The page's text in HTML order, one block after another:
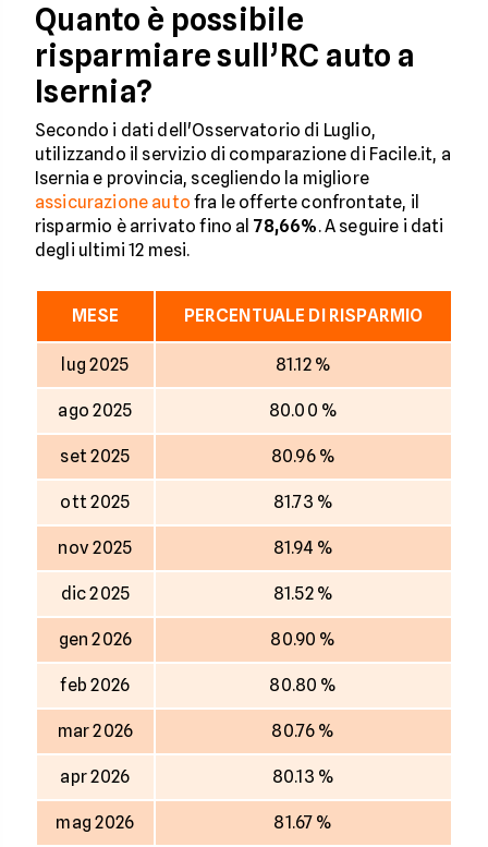
Quanto è possibile
risparmiare sull’RC auto a
Isernia?
Secondo i dati dell'Osservatorio di Luglio,
utilizzando il servizio di comparazione di Facile.it, a
Isernia e provincia, scegliendo la migliore
assicurazione auto fra le offerte confrontate, il
risparmio è arrivato fino al 78,66%. A seguire i dati
degli ultimi 12 mesi.
MESE PERCENTUALE DI RISPARMIO
lug 2025 81.12 %
ago 2025 80.00 %
set 2025 80.96 %
ott 2025 81.73 %
nov 2025 81.94 %
dic 2025 81.52 %
gen 2026 80.90 %
feb 2026 80.80 %
mar 2026 80.76 %
apr 2026 80.13 %
mag 2026 81.67 %